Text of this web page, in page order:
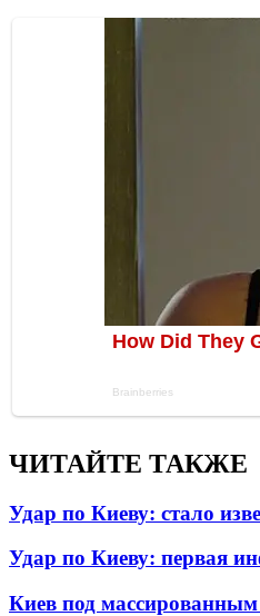
ЧИТАЙТЕ ТАКЖЕ
Удар по Киеву: стало
Удар по Киеву: первая
Киев под